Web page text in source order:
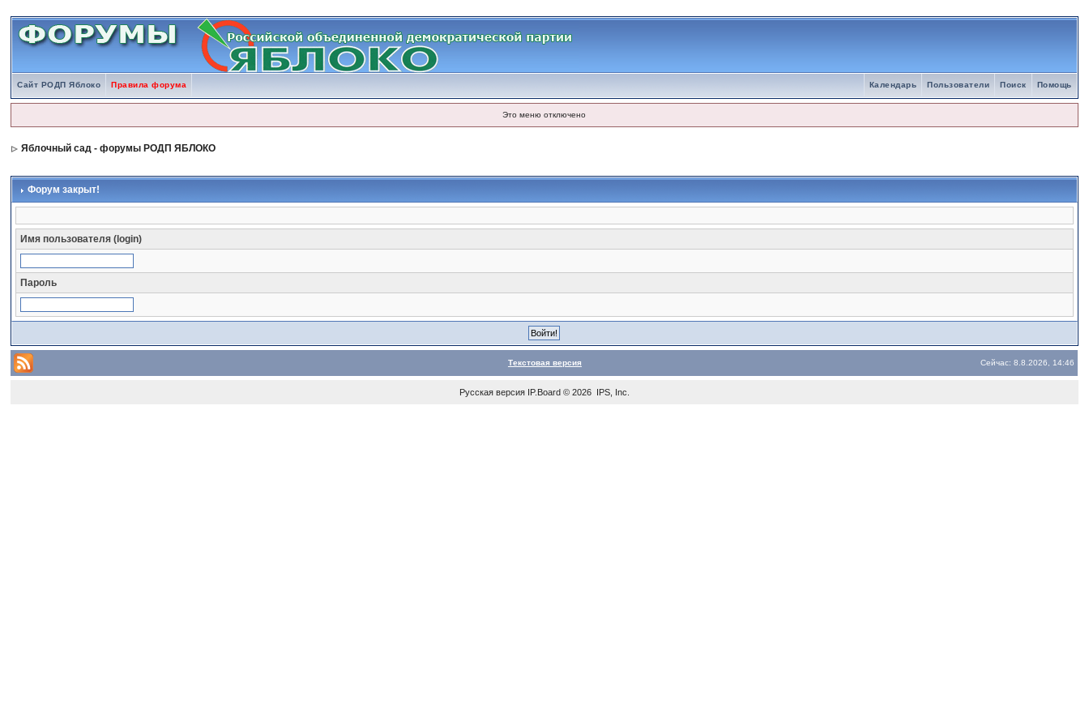
Сайт РОДП Яблоко Правила форума Помощь
Поиск
Пользователи
Календарь
Это меню отключено
Яблочный сад - форумы РОДП ЯБЛОКО
Форум закрыт!
Имя пользователя (login)
Пароль
Текстовая версия Сейчас: 8.8.2026, 14:46
Русская версия IP.Board© 2026 IPS, Inc